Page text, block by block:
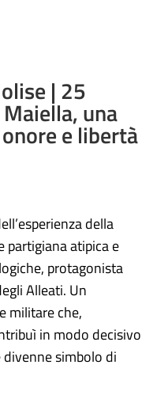
| 25
una
e libertà
della
partigiana atipica e
protagonista
Alleati. Un
militare che,
in modo decisivo
divenne simbolo di